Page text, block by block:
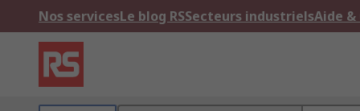
Nos servicesLe blog RSSecteurs industrielsAide